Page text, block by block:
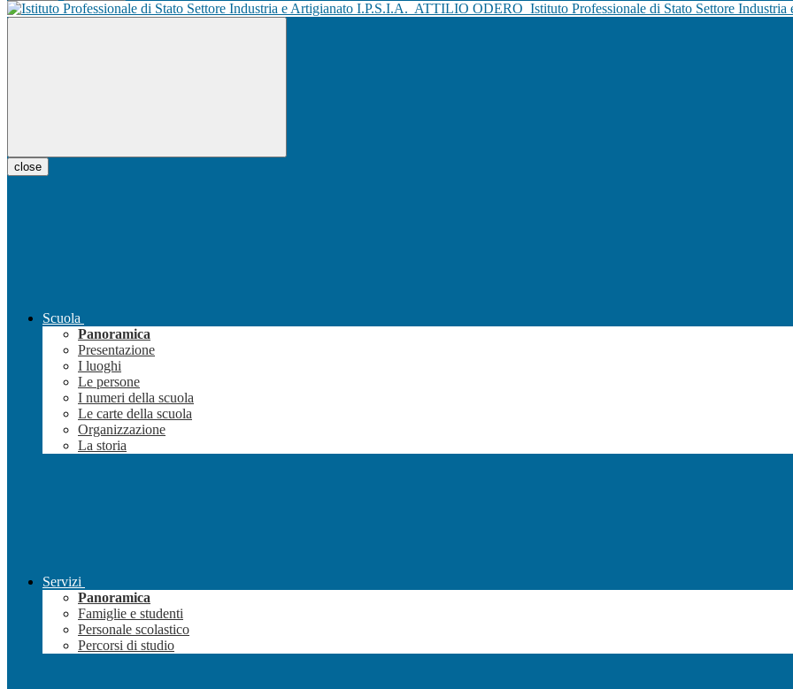
I.P.S.I.A. ATTILIO ODERO Istituto Professionale di Stato Settore Industria
close
Scuola
Panoramica
Presentazione
I luoghi
Le persone
I numeri della scuola
Le carte della scuola
Organizzazione
La storia
Servizi
Panoramica
Famiglie e studenti
Personale scolastico
Percorsi di studio